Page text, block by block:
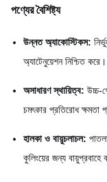
পণ্যের বৈশিষ্ট্য
উন্নত অ্যাকোস্টিকস:
অ্যাটেনুয়েশন নিশ্চিত করে।
অসাধারণ স্থায়িত্ব: উচ্চ-
চমৎকার প্রতিরোধ ক্ষমতা
হালকা ও বায়ুচলাচল:
কুলিংয়ের জন্য বায়ুপ্রবাহে